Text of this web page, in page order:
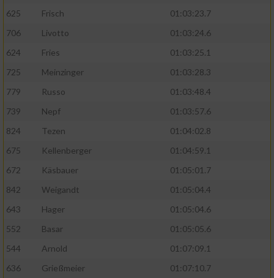
625
Frisch
01:03:23.7
706
Livotto
01:03:24.6
624
Fries
01:03:25.1
725
Meinzinger
01:03:28.3
779
Russo
01:03:48.4
739
Nepf
01:03:57.6
824
Tezen
01:04:02.8
675
Kellenberger
01:04:59.1
672
Käsbauer
01:05:01.7
842
Weigandt
01:05:04.4
643
Hager
01:05:04.6
552
Basar
01:05:05.6
544
Arnold
01:07:09.1
636
Grießmeier
01:07:10.7